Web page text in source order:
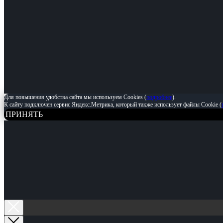
Для повышения удобства сайта мы используем Cookies (подробнее).
К сайту подключен сервис Яндекс.Метрика, который также использует файлы Cookie (
ПРИНЯТЬ